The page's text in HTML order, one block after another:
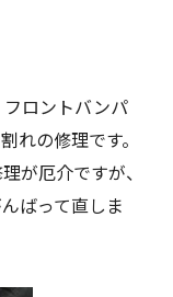
フロントバンパ
れの修理です。
が厄介ですが、
ばって直しま